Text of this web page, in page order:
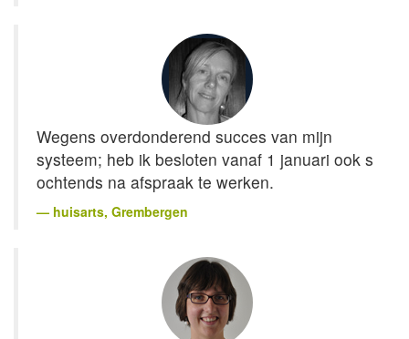
Wegens overdonderend succes van mijn
systeem; heb ik besloten vanaf 1 januari ook s
ochtends na afspraak te werken.
huisarts, Grembergen